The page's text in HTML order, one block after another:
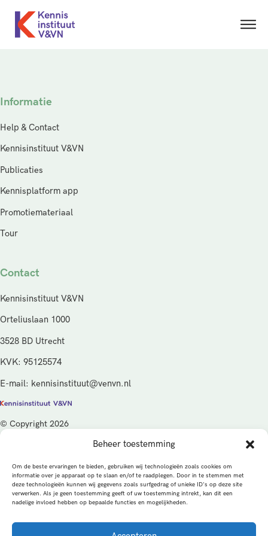
Beheer toestemming
Om de beste ervaringen te bieden, gebruiken wij technologieën zoals cookies om
informatie over je apparaat op te slaan en/of te raadplegen. Door in te stemmen met
deze technologieën kunnen wij gegevens zoals surfgedrag of unieke ID's op deze site
verwerken. Als je geen toestemming geeft of uw toestemming intrekt, kan dit een
nadelige invloed hebben op bepaalde functies en mogelijkheden.
Informatie
Help & Contact
Kennisinstituut V&VN
Publicaties
Kennisplatform app
Promotiemateriaal
Tour
Contact
Kennisinstituut V&VN
Orteliuslaan 1000
3528 BD Utrecht
KVK: 95125574
E-mail: kennisinstituut@venvn.nl
© Copyright 2026
De activiteiten van het Kennisinstituut V&VN worden gefinancierd
vanuit de kwaliteitsgelden van het ministerie van Volksgezondheid,
Welzijn en Sport (VWS), beheerd door ZonMw.
PrivacybeleidCookiesAlgemene voorwaarden